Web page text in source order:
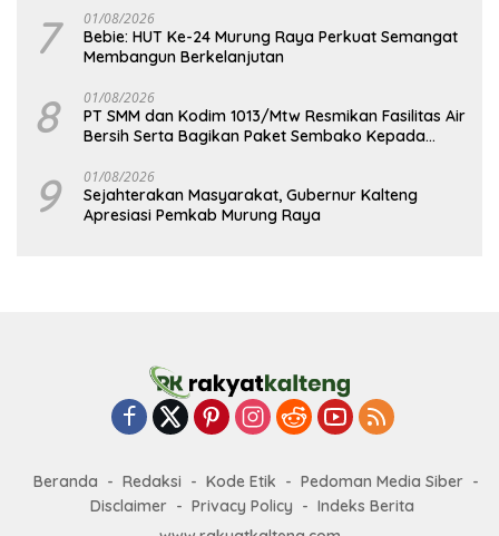
7 01/08/2026
Bebie: HUT Ke-24 Murung Raya Perkuat Semangat
Membangun Berkelanjutan
8 01/08/2026
PT SMM dan Kodim 1013/Mtw Resmikan Fasilitas Air
Bersih Serta Bagikan Paket Sembako Kepada
9 01/08/2026
Sejahterakan Masyarakat, Gubernur Kalteng
Apresiasi Pemkab Murung Raya
Beranda Redaksi Kode Etik
Pedoman Media Siber
Disclaimer
Privacy Policy
Indeks Berita